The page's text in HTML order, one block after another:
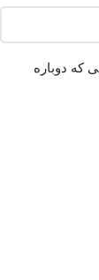
که دوباره